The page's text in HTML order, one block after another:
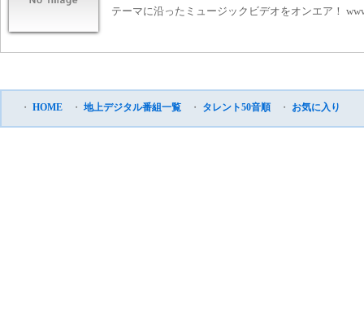
テーマに沿ったミュージックビデオをオンエア！
・ HOME ・ 地上デジタル番組一覧 ・ タレント50音順 ・ お気に入り